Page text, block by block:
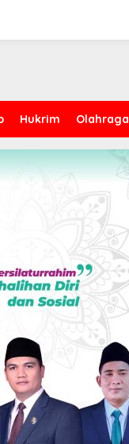
Hukrim Olahraga